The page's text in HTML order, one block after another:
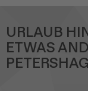
URLAUB
ETWAS